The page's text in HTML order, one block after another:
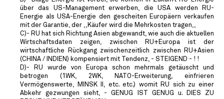
über das US-Management erwerben, die USA werden RU-
Energie als USA-Energie den gescheiten Europäern verkaufen
mit der Garantie, der ,,Käufer wird die Mehrkosten tragen,,
C)- RU hat sich Richtung Asien abgewandt, wie auch die aktuellen
Wirtschaftsdaten zeigen, zwischen RU+Europa ist der
wirtschaftliche Rückgang zwischenzeitlich zwischen RU+Asien
(CHINA / INDIEN) kompensiert mit Tendenz, - STEIGEND - ! !
D)- RU wurde von Europa schon mehrmals getäuscht und
betrogen (1WK, 2WK, NATO-Erweiterung, einfrieren
Vermögenswerte, MINSK II, etc. etc.) womit RU sich zu einer
Abkehr gezwungen sieht, - GENUG IST GENUG u. DIES ZU